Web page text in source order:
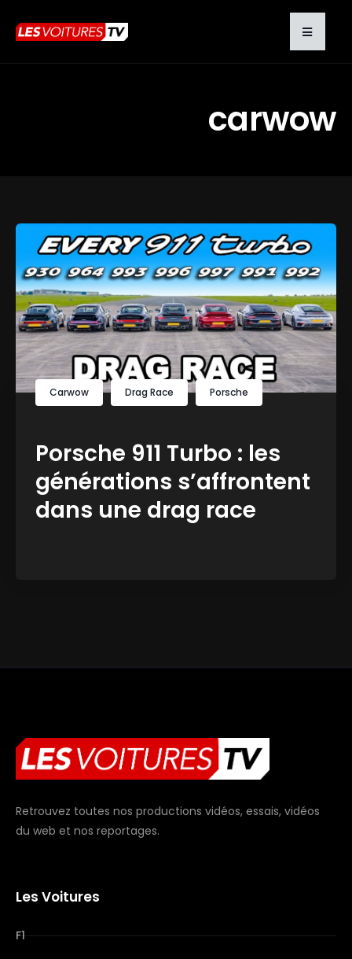
carwow
Carwow Drag Race Porsche
Porsche 911 Turbo : les
générations s’affrontent
dans une drag race
Retrouvez toutes nos productions vidéos, essais, vidéos
du web et nos reportages.
Les Voitures
F1